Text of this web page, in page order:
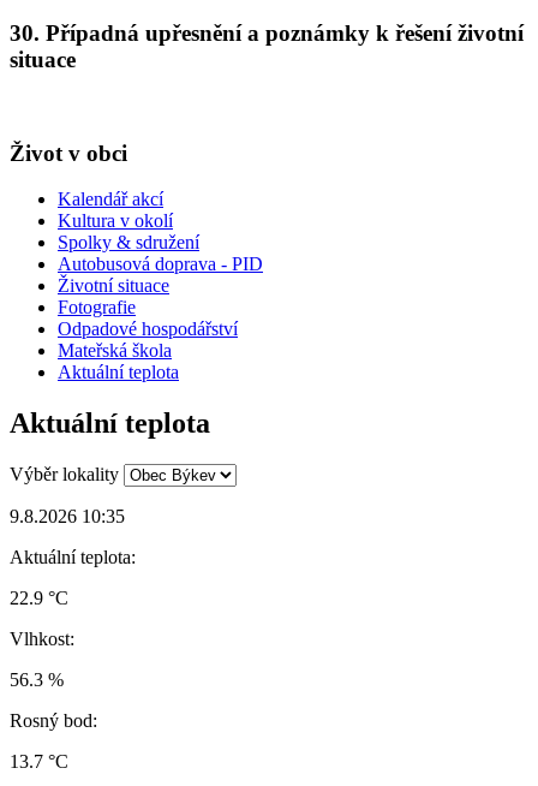
30. Případná upřesnění a poznámky k řešení životní
situace
Život v obci
Kalendář akcí
Kultura v okolí
Spolky & sdružení
Autobusová doprava - PID
Životní situace
Fotografie
Odpadové hospodářství
Mateřská škola
Aktuální teplota
Aktuální teplota
Výběr lokality
9.8.2026 10:35
Aktuální teplota:
22.9 °C
Vlhkost:
56.3 %
Rosný bod:
13.7 °C